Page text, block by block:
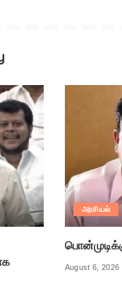
அரசியல்
August 6, 2026